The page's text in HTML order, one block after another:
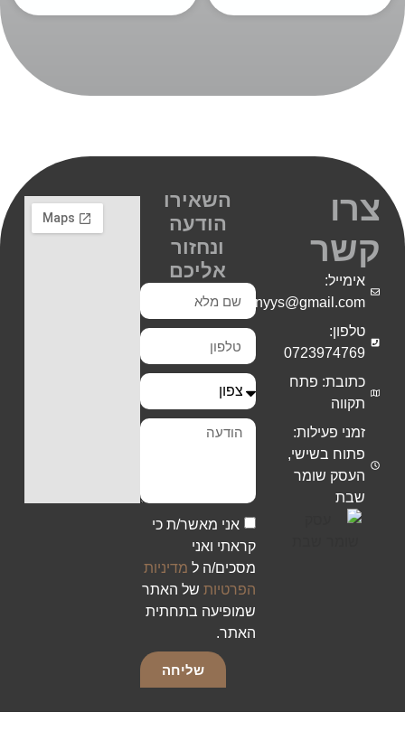
צרו
קשר
אימייל:
Shiranyys@gmail.com
טלפון:
0723974769
כתובת: פתח
תקווה
זמני פעילות:
פתוח בשישי,
העסק שומר
שבת
השאירו
הודעה
ונחזור
אליכם
אני מאשר/ת כי
קראתי ואני
מסכים/ה ל מדיניות
הפרטיות של האתר
שמופיעה בתחתית
האתר.
שליחה